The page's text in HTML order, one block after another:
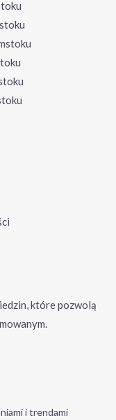
które pozwolą
i trendami